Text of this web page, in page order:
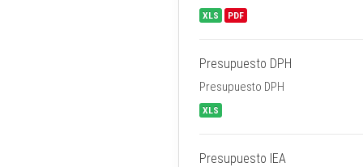
XLS PDF
Presupuesto DPH
Presupuesto DPH
XLS
Presupuesto IEA